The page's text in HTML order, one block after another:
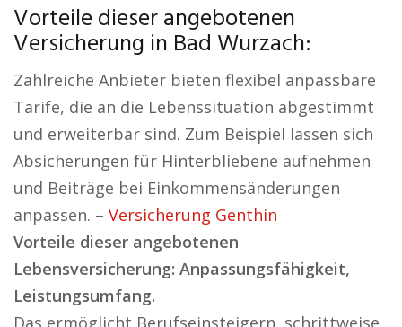
Vorteile dieser angebotenen
Versicherung in Bad Wurzach:
Zahlreiche Anbieter bieten flexibel anpassbare
Tarife, die an die Lebenssituation abgestimmt
und erweiterbar sind. Zum Beispiel lassen sich
Absicherungen für Hinterbliebene aufnehmen
und Beiträge bei Einkommensänderungen
anpassen. – Versicherung Genthin
Vorteile dieser angebotenen
Lebensversicherung: Anpassungsfähigkeit,
Leistungsumfang.
Das ermöglicht Berufseinsteigern, schrittweise